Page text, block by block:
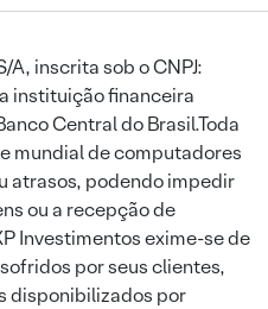
A, inscrita sob o CNPJ:
instituição financeira
Central do Brasil.Toda
mundial de computadores
atrasos, podendo impedir
ou a recepção de
Investimentos exime-se de
por seus clientes,
disponibilizados por